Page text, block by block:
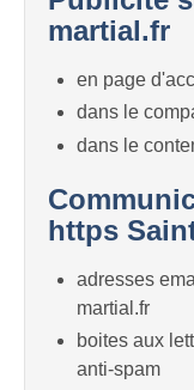
martial.fr
en page
dans le
dans le
https
adresses
martial.fr
boites aux
anti-spam